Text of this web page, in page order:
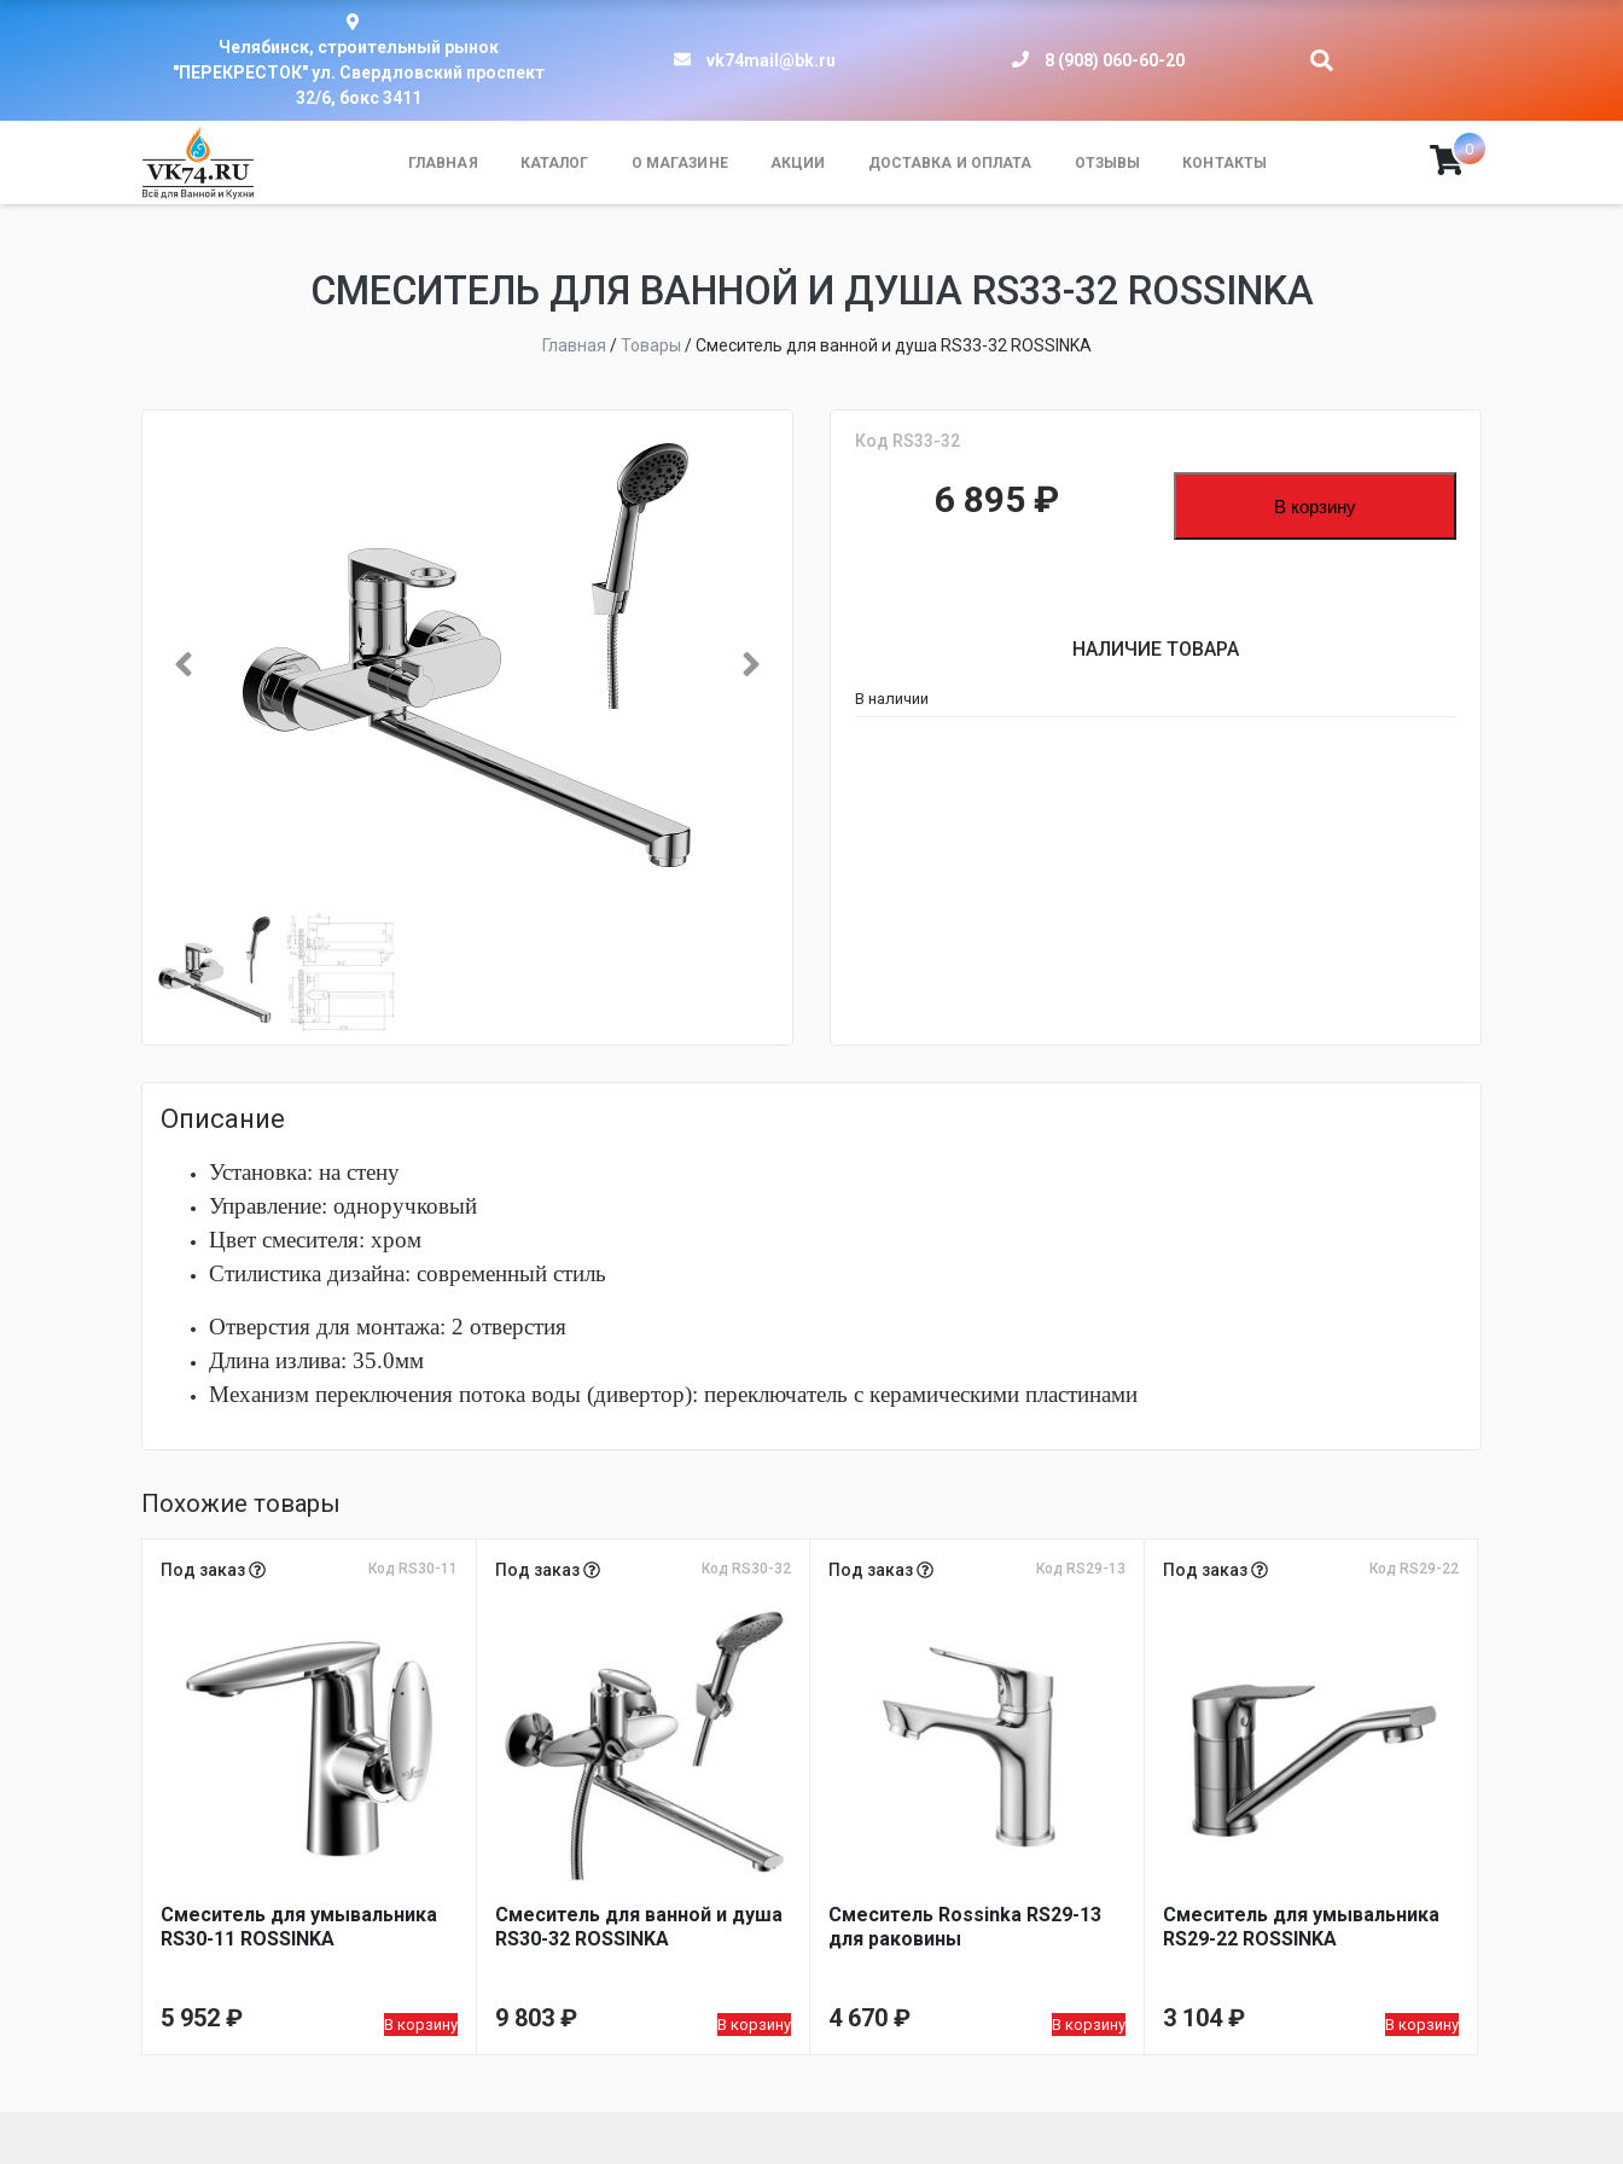
Челябинск, строительный рынок
"ПЕРЕКРЕСТОК" ул. Свердловский проспект
32/6, бокс 3411
vk74mail@bk.ru 8 (908) 060-60-20
ГЛАВНАЯ КАТАЛОГ О МАГАЗИНЕ АКЦИИ ДОСТАВКА И ОПЛАТА ОТЗЫВЫ КОНТАКТЫ
0
СМЕСИТЕЛЬ ДЛЯ ВАННОЙ И ДУША RS33-32 ROSSINKA
Главная /Товары /Смеситель для ванной и душа RS33-32 ROSSINKA
Код RS33-32
6 895 ₽ В корзину
НАЛИЧИЕ ТОВАРА
В наличии
Описание
Установка: на стену
Управление: одноручковый
Цвет смесителя: хром
Стилистика дизайна: современный стиль
Отверстия для монтажа: 2 отверстия
Длина излива: 35.0мм
Механизм переключения потока воды (дивертор): переключатель с керамическими пластинами
Похожие товары
Под заказ Код RS30-11
Смеситель для умывальника
RS30-11 ROSSINKA
5 952 ₽ В корзину
Под заказ Код RS30-32
Смеситель для ванной и душа
RS30-32 ROSSINKA
9 803 ₽ В корзину
Под заказ Код RS29-13
Смеситель Rossinka RS29-13
для раковины
4 670 ₽ В корзину
Под заказ Код RS29-22
Смеситель для умывальника
RS29-22 ROSSINKA
3 104₽ В корзину